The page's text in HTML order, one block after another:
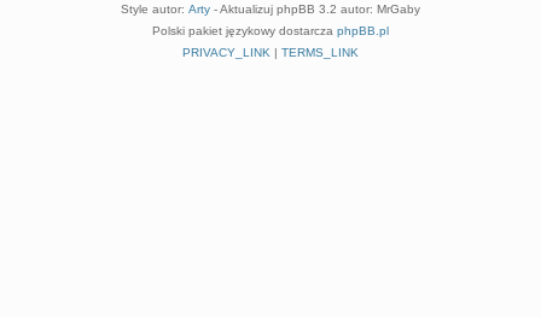
Style autor: Arty - Aktualizuj phpBB 3.2 autor: MrGaby
Polski pakiet językowy dostarcza phpBB.pl
PRIVACY_LINK | TERMS_LINK